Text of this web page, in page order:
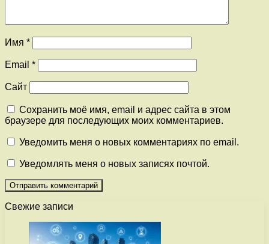
Имя *
Email *
Сайт
Сохранить моё имя, email и адрес сайта в этом
браузере для последующих моих комментариев.
Уведомить меня о новых комментариях по email.
Уведомлять меня о новых записях почтой.
Свежие записи